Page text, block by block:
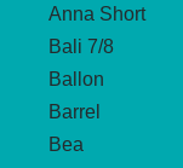
Anna Short
Bali 7/8
Ballon
Barrel
Bea